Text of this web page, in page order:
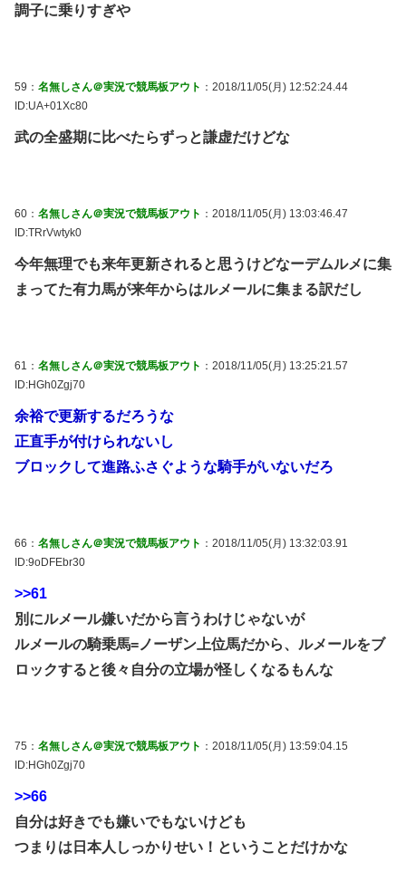
調子に乗りすぎや
59： 名無しさん＠実況で競馬板アウト ：2018/11/05(月) 12:52:24.44
ID:UA+01Xc80
武の全盛期に比べたらずっと謙虚だけどな
60： 名無しさん＠実況で競馬板アウト ：2018/11/05(月) 13:03:46.47
ID:TRrVwtyk0
今年無理でも来年更新されると思うけどなーデムルメに集
まってた有力馬が来年からはルメールに集まる訳だし
61： 名無しさん＠実況で競馬板アウト ：2018/11/05(月) 13:25:21.57
ID:HGh0Zgj70
余裕で更新するだろうな
正直手が付けられないし
ブロックして進路ふさぐような騎手がいないだろ
66： 名無しさん＠実況で競馬板アウト ：2018/11/05(月) 13:32:03.91
ID:9oDFEbr30
>>61
別にルメール嫌いだから言うわけじゃないが
ルメールの騎乗馬=ノーザン上位馬だから、ルメールをブ
ロックすると後々自分の立場が怪しくなるもんな
75： 名無しさん＠実況で競馬板アウト ：2018/11/05(月) 13:59:04.15
ID:HGh0Zgj70
>>66
自分は好きでも嫌いでもないけども
つまりは日本人しっかりせい！ということだけかな